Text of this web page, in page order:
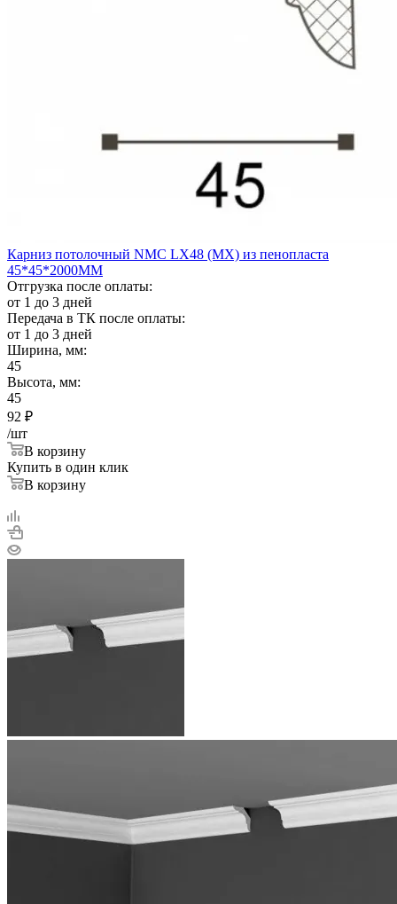
Карниз потолочный NMС LX48 (MX) из пенопласта
45*45*2000ММ
Отгрузка после оплаты:
от 1 до 3 дней
Передача в ТК после оплаты:
от 1 до 3 дней
Ширина, мм:
45
Высота, мм:
45
92 ₽
/шт
В корзину
Купить в один клик
В корзину